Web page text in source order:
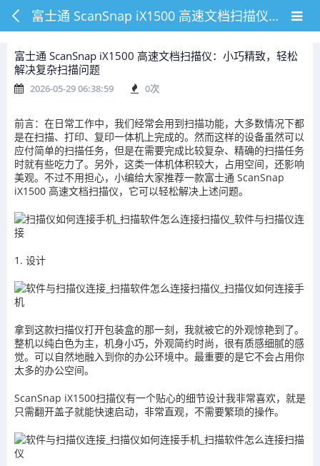
富士通 ScanSnap iX1500 高速文档扫描仪：小巧精致，轻松解决复杂扫描问题
富士通 ScanSnap iX1500 高速文档扫描仪：小巧精致，轻松
解决复杂扫描问题
2026-05-29 06:38:59 0次
前言：在日常工作中，我们经常会用到扫描功能，大多数情况下都
是在扫描、打印、复印一体机上完成的。然而这样的设备虽然可以
应付简单的扫描任务，但是在需要完成比较复杂、精确的扫描任务
时就有些吃力了。另外，这类一体机体积较大，占用空间，还影响
美观。不过不用担心，小编给大家推荐一款富士通 ScanSnap
iX1500 高速文档扫描仪，它可以轻松解决上述问题。
1. 设计
拿到这款扫描仪打开包装盒的那一刻，我就被它的外观惊艳到了。
整机以纯白色为主，机身小巧，外观简约时尚，很有质感细腻的感
觉。可以自然地融入到你的办公环境中。最重要的是它不会占用你
太多的办公空间。
ScanSnap iX1500扫描仪有一个贴心的细节设计我非常喜欢，就是
只需翻开盖子就能快速启动，非常直观，不需要繁琐的操作。